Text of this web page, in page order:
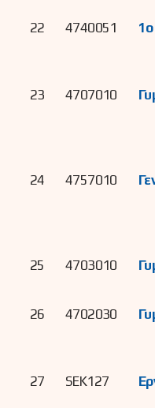
22 4740051
23 4707010
24 4757010
25 4703010
26 4702030
27
SEK127